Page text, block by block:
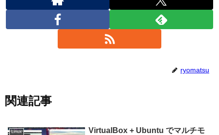
ryomatsu
関連記事
Linux
VirtualBox + Ubuntu でマルチモ